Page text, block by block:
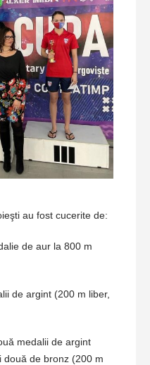
au fost cucerite de:
de aur la 800 m
de argint (200 m liber,
medalii de argint
două de bronz (200 m